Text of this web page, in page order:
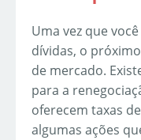
Uma vez que
dívidas, o
de mercado.
para a
oferecem taxas
algumas ações